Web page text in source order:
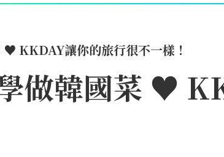
KKDAY讓你的旅行很不一樣！
做韓國菜 ♥